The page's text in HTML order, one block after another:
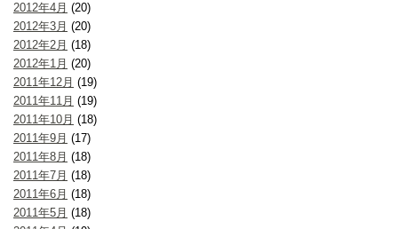
2012年4月 (20)
2012年3月 (20)
2012年2月 (18)
2012年1月 (20)
2011年12月 (19)
2011年11月 (19)
2011年10月 (18)
2011年9月 (17)
2011年8月 (18)
2011年7月 (18)
2011年6月 (18)
2011年5月 (18)